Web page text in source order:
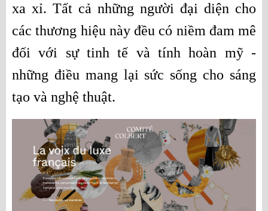
xa xỉ. Tất cả những người đại diện cho
các thương hiệu này đều có niềm đam mê
đối với sự tinh tế và tính hoàn mỹ -
những điều mang lại sức sống cho sáng
tạo và nghệ thuật.